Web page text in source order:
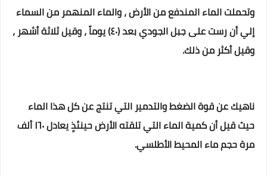
وتحملت الماء المندفع من الأرض ، والماء المنهمر من السماء
إلي أن رست على جبل الجودي بعد (٤٠) يوماً ، وقيل ثلاثة أشهر ،
وقيل أكثر من ذلك.
ناهيك عن قوة الضغط والتدمير التي تنتج عن كل هذا الماء
حيث قيل أن كمية الماء التي تلقته الأرض حينئذٍ يعادل ١٦٠ ألف
مرة حجم ماء المحيط الأطلسي.